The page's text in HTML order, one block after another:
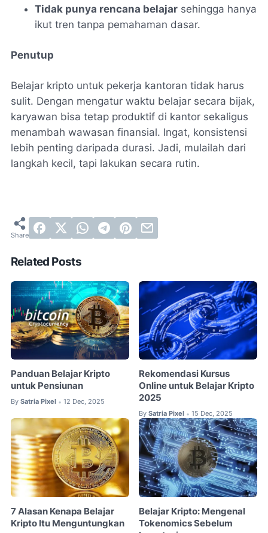
Tidak punya rencana belajar sehingga hanya
ikut tren tanpa pemahaman dasar.
Penutup
Belajar kripto untuk pekerja kantoran tidak harus
sulit. Dengan mengatur waktu belajar secara bijak,
karyawan bisa tetap produktif di kantor sekaligus
menambah wawasan finansial. Ingat, konsistensi
lebih penting daripada durasi. Jadi, mulailah dari
langkah kecil, tapi lakukan secara rutin.
Related Posts
Panduan Belajar Kripto
untuk Pensiunan
By Satria Pixel • 12 Dec, 2025
Rekomendasi Kursus
Online untuk Belajar Kripto
2025
By Satria Pixel • 15 Dec, 2025
7 Alasan Kenapa Belajar
Kripto Itu Menguntungkan
Belajar Kripto: Mengenal
Tokenomics Sebelum